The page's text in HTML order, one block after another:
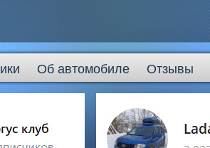
Об автомобиле Отзывы